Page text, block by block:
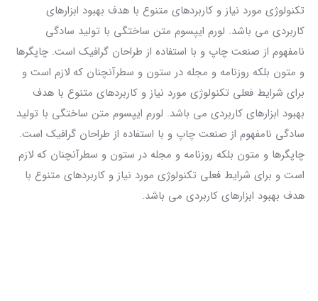
تکنولوژی مورد نیاز و کاربردهای متنوع با هدف بهبود ابزارهای
کاربردی می باشد. لورم ایپسوم متن ساختگی با تولید سادگی
نامفهوم از صنعت چاپ و با استفاده از طراحان گرافیک است. چاپگرها
و متون بلکه روزنامه و مجله در ستون و سطرآنچنان که لازم است و
برای شرایط فعلی تکنولوژی مورد نیاز و کاربردهای متنوع با هدف
بهبود ابزارهای کاربردی می باشد. لورم ایپسوم متن ساختگی با تولید
سادگی نامفهوم از صنعت چاپ و با استفاده از طراحان گرافیک است.
چاپگرها و متون بلکه روزنامه و مجله در ستون و سطرآنچنان که لازم
است و برای شرایط فعلی تکنولوژی مورد نیاز و کاربردهای متنوع با
هدف بهبود ابزارهای کاربردی می باشد.